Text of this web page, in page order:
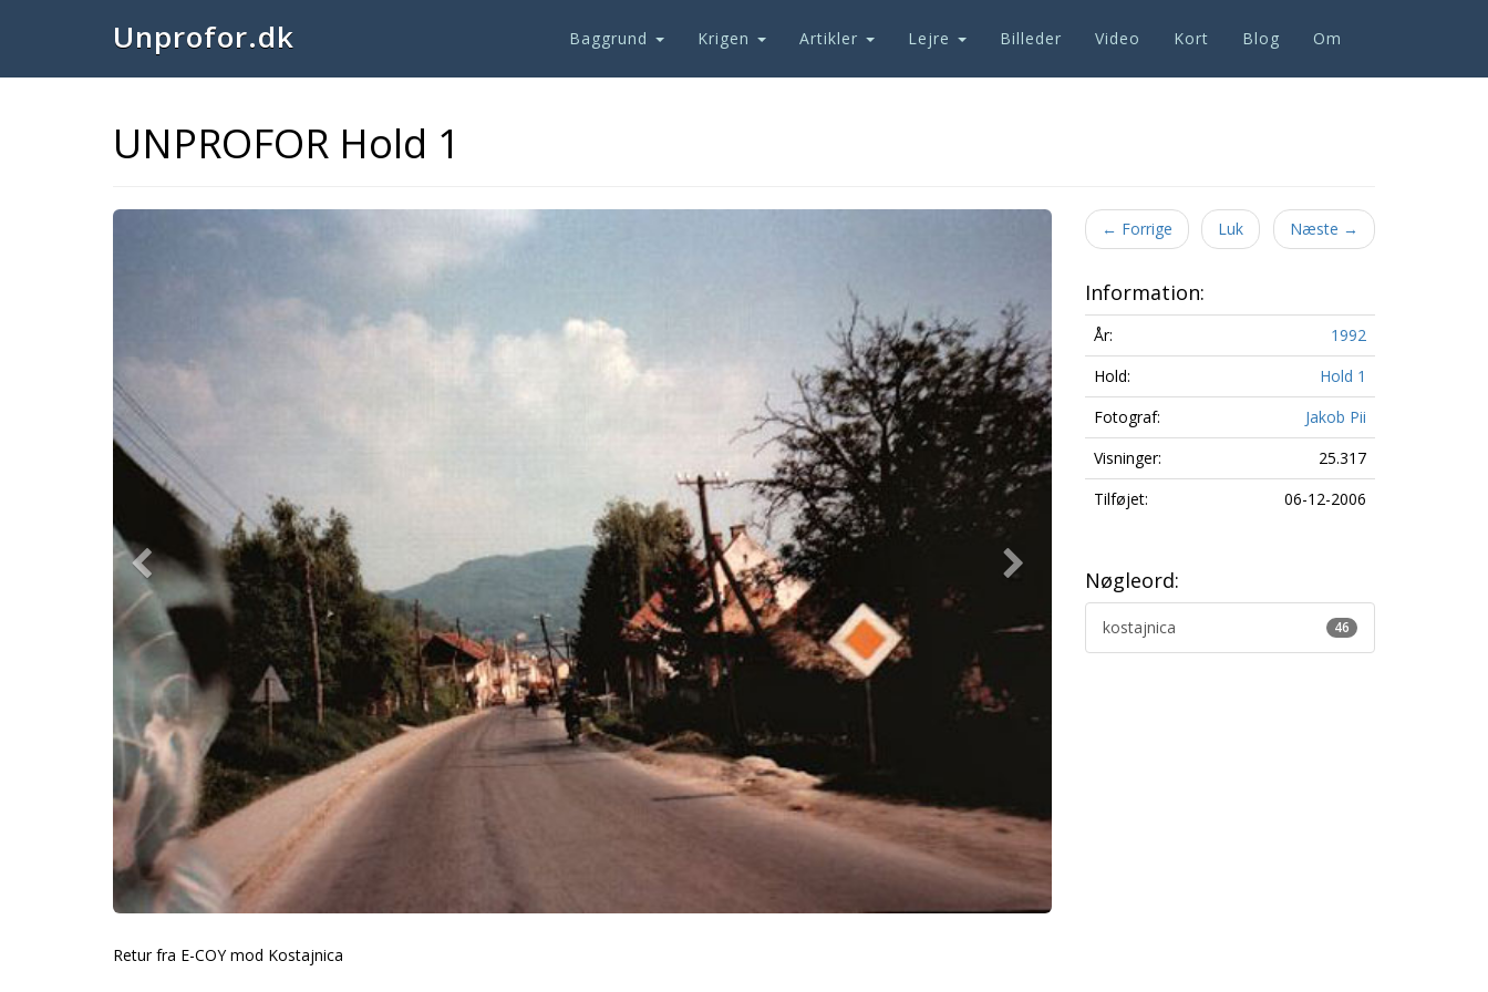
Unprofor.dk Baggrund Krigen Artikler Lejre Billeder Video Kort Blog Om
UNPROFOR Hold 1
Previous
Retur fra E-COY mod Kostajnica
← Forrige Luk Næste →
Information:
År:
1992
Hold:
Hold 1
Fotograf:
Jakob Pii
Visninger:
25.317
Tilføjet:
06-12-2006
Nøgleord:
46
kostajnica